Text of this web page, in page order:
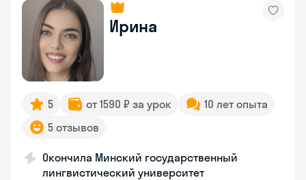
Ирина
5 от 1590 ₽ за урок
10 лет опыта
5 отзывов
Окончила Минский государственный
лингвистический университет